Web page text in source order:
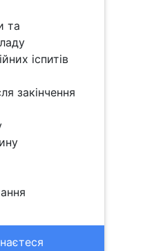
та
іспитів
закінчення